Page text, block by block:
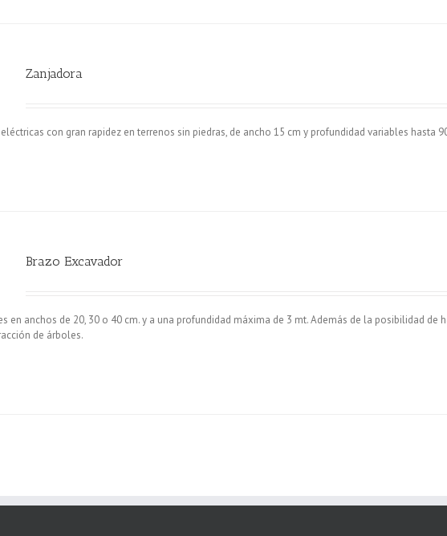
Zanjadora
con gran rapidez en terrenos sin piedras, de ancho 15 cm y profundidad variables hasta
Brazo Excavador
en anchos de 20, 30 o 40 cm. y a una profundidad máxima de 3 mt. Además de la posibilidad de
de árboles.